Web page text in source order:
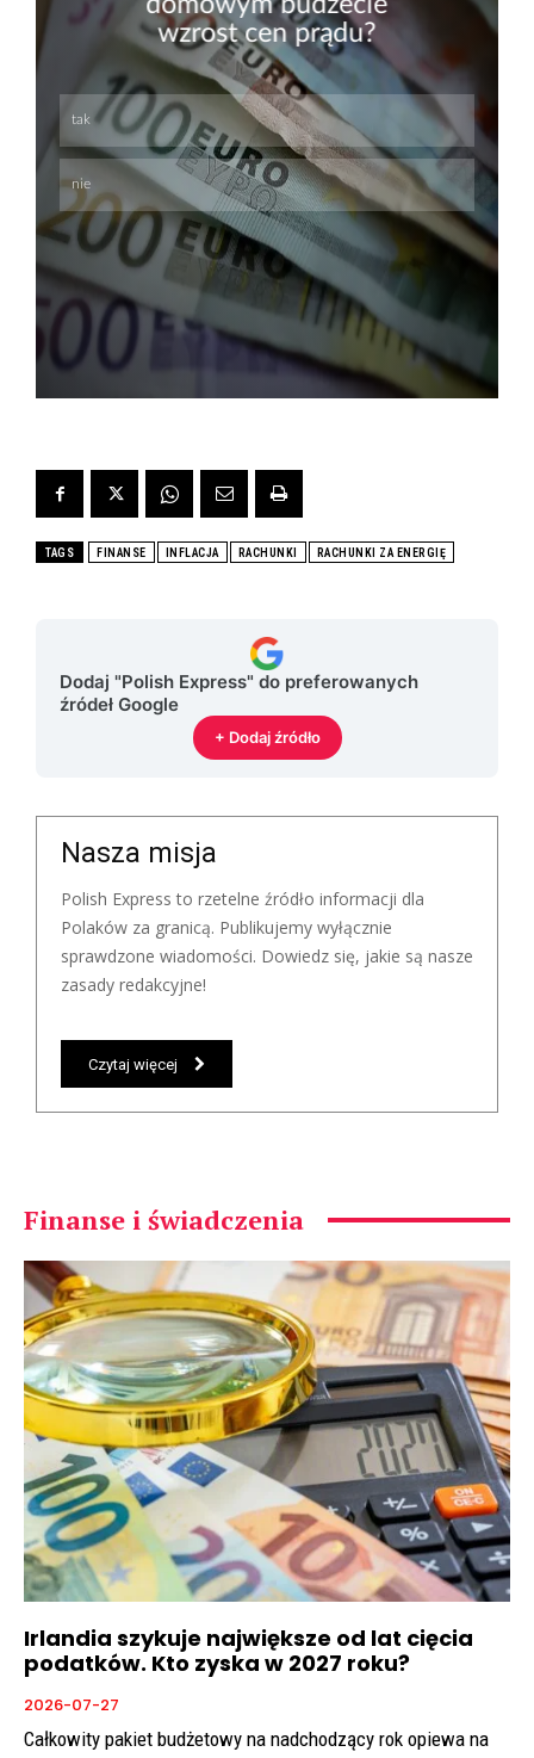
Skip
Skip
TAGS FINANSE INFLACJA RACHUNKI RACHUNKI ZA ENERGIĘ
Dodaj "Polish Express" do preferowanych
źródeł Google
+ Dodaj źródło
Nasza misja
Polish Express to rzetelne źródło informacji dla
Polaków za granicą. Publikujemy wyłącznie
sprawdzone wiadomości. Dowiedz się, jakie są nasze
zasady redakcyjne!
Czytaj więcej
Finanse i świadczenia
Irlandia szykuje największe od lat cięcia
podatków. Kto zyska w 2027 roku?
2026-07-27
Całkowity pakiet budżetowy na nadchodzący rok opiewa na